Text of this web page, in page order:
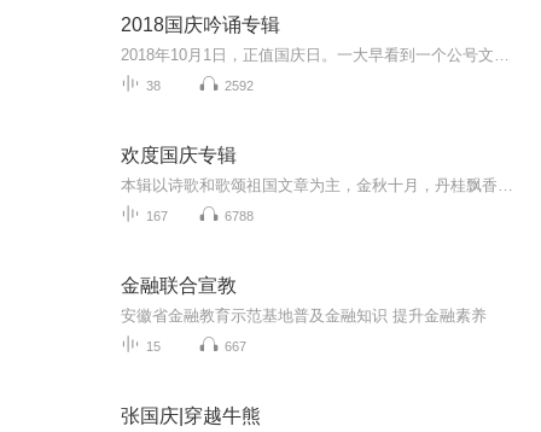
2018国庆吟诵专辑
38 2592
欢度国庆专辑
167 6788
金融联合宣教
安徽省金融教育示范基地普及金融知识 提升金融素养
15 667
张国庆|穿越牛熊